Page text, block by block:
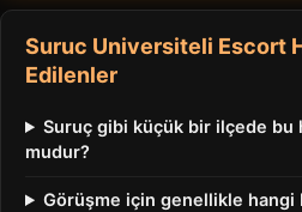
Suruc Universiteli Escort
Edilenler
Suruç gibi küçük bir ilçede bu
mudur?
Görüşme için genellikle